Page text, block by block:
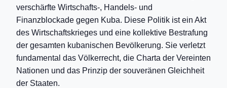
verschärfte Wirtschafts-, Handels- und
Finanzblockade gegen Kuba. Diese Politik ist ein Akt
des Wirtschaftskrieges und eine kollektive Bestrafung
der gesamten kubanischen Bevölkerung. Sie verletzt
fundamental das Völkerrecht, die Charta der Vereinten
Nationen und das Prinzip der souveränen Gleichheit
der Staaten.